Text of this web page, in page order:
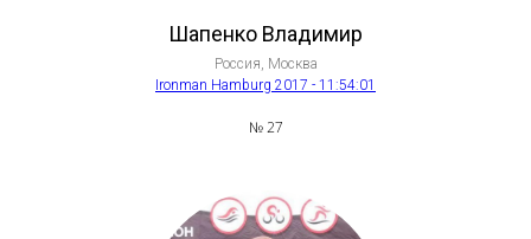
Шапенко Владимир
Россия, Москва
Ironman Hamburg 2017 - 11:54:01
№ 27